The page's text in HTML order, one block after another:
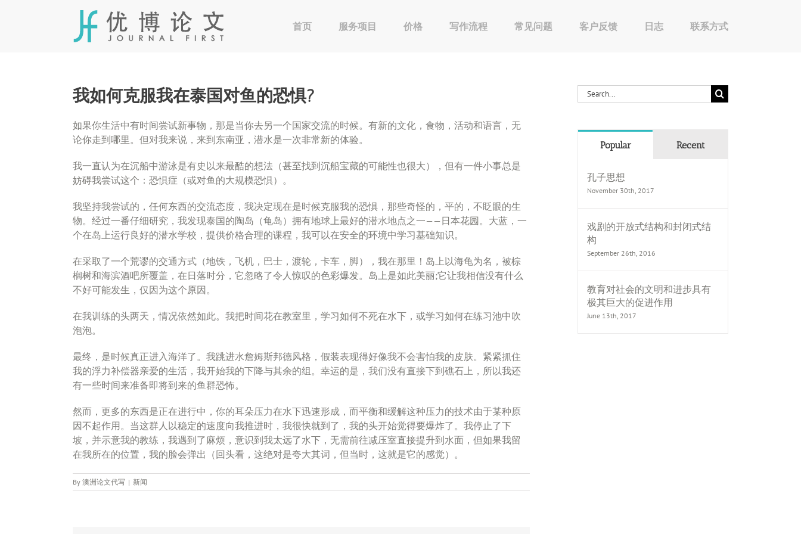
首页 服务项目 价格 写作流程 常见问题 客户反馈 日志 联系方式
我如何克服我在泰国对鱼的恐惧?
如果你生活中有时间尝试新事物，那是当你去另一个国家交流的时候。有新的文化，食物，活动和语言，无
论你走到哪里。但对我来说，来到东南亚，潜水是一次非常新的体验。
我一直认为在沉船中游泳是有史以来最酷的想法（甚至找到沉船宝藏的可能性也很大），但有一件小事总是
妨碍我尝试这个：恐惧症（或对鱼的大规模恐惧）。
我坚持我尝试的，任何东西的交流态度，我决定现在是时候克服我的恐惧，那些奇怪的，平的，不眨眼的生
物。经过一番仔细研究，我发现泰国的陶岛（龟岛）拥有地球上最好的潜水地点之一——日本花园。大蓝，一
个在岛上运行良好的潜水学校，提供价格合理的课程，我可以在安全的环境中学习基础知识。
在采取了一个荒谬的交通方式（地铁，飞机，巴士，渡轮，卡车，脚），我在那里！岛上以海龟为名，被棕
榈树和海滨酒吧所覆盖，在日落时分，它忽略了令人惊叹的色彩爆发。岛上是如此美丽;它让我相信没有什么
不好可能发生，仅因为这个原因。
在我训练的头两天，情况依然如此。我把时间花在教室里，学习如何不死在水下，或学习如何在练习池中吹
泡泡。
最终，是时候真正进入海洋了。我跳进水詹姆斯邦德风格，假装表现得好像我不会害怕我的皮肤。紧紧抓住
我的浮力补偿器亲爱的生活，我开始我的下降与其余的组。幸运的是，我们没有直接下到礁石上，所以我还
有一些时间来准备即将到来的鱼群恐怖。
然而，更多的东西是正在进行中，你的耳朵压力在水下迅速形成，而平衡和缓解这种压力的技术由于某种原
因不起作用。当这群人以稳定的速度向我推进时，我很快就到了，我的头开始觉得要爆炸了。我停止了下
坡，并示意我的教练，我遇到了麻烦，意识到我太远了水下，无需前往减压室直接提升到水面，但如果我留
在我所在的位置，我的脸会弹出（回头看，这绝对是夸大其词，但当时，这就是它的感觉）。
By 澳洲论文代写 | 新闻
Search
for:
Popular Recent
孔子思想
November 30th, 2017
戏剧的开放式结构和封闭式结
构
September 26th, 2016
教育对社会的文明和进步具有
极其巨大的促进作用
June 13th, 2017